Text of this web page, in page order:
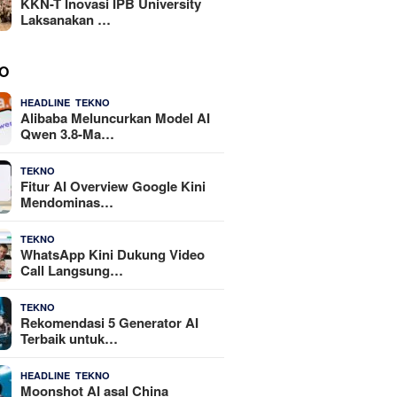
Laksanakan …
HEADLINE ,TEKNO
Alibaba Meluncurkan Model AI
Qwen 3.8-Ma…
TEKNO
Fitur AI Overview Google Kini
Mendominas…
TEKNO
WhatsApp Kini Dukung Video
Call Langsung…
TEKNO
Rekomendasi 5 Generator AI
Terbaik untuk…
HEADLINE ,TEKNO
Moonshot AI asal China